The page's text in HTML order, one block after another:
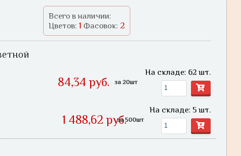
Всего в наличии:
Цветов: 1 Фасовок: 2
84,34 руб. за 20шт
На складе: 62 шт.
1 488,62 руб.за 500шт
На складе: 5 шт.